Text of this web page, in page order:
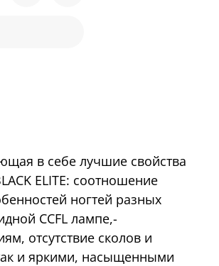
в себе лучшие свойства
ELITE: соотношение
ногтей разных
CCFL лампе,-
отсутствие сколов и
и яркими, насыщенными